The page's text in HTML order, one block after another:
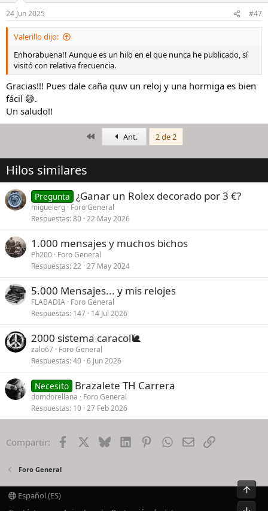
e
s
24 Jun 2025 #47
Valerillo dijo:
Enhorabuena!! Aunque es un hilo en el que nunca he publicado, sí
visitó con relativa frecuencia.
Gracias!!! Pues dale caña quw un reloj y una hormiga es bien
fácil 😅.
Un saludo!!
PrimeroAnt. 2 de 2
Hilos similares
Pregunta ¿Ganar un Rolex decorado por 3 €?
miguelerg Foro General
Respuestas 80 22 May 2026
1.000 mensajes y muchos bichos
Ph200 Foro General
Respuestas 22 27 May 2024
5.000 Mensajes... y mis relojes
FLABADIA Foro General
Respuestas 147 14 Jul 2026
2000 sistema caracol🐌
zalo67 Foro General
Respuestas 40 6 Jun 2026
Necesito Brazalete TH Carrera
domdorellana
Foro General
Respuestas 10 27 Feb 2026
Compartir: Facebook BlueskyLinkedInPinterestWhatsApp
EmailEnlace
Foro General
Español (ES)